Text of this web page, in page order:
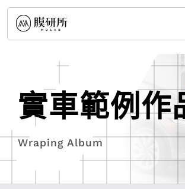
Skip
content
產品與規格
最新消息
支援中心
實車範例作
Wraping Album